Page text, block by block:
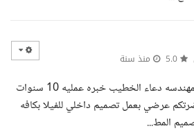
منذ سنة
السلام عليكم مع حضرتك المهندسه دعاء الخطيب خبره عمليه 10 سنوات
عرضي بعمل تصميم داخلي للفيلا بكافه
المط...